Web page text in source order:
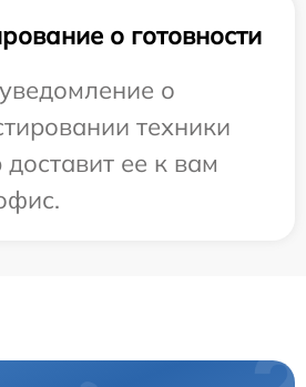
о готовности
о
техники
ее к вам